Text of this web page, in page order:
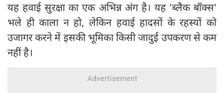
यह हवाई सुरक्षा का एक अभिन्न अंग है। यह 'ब्लैक बॉक्स'
भले ही काला न हो, लेकिन हवाई हादसों के रहस्यों को
उजागर करने में इसकी भूमिका किसी जादुई उपकरण से कम
नहीं है।